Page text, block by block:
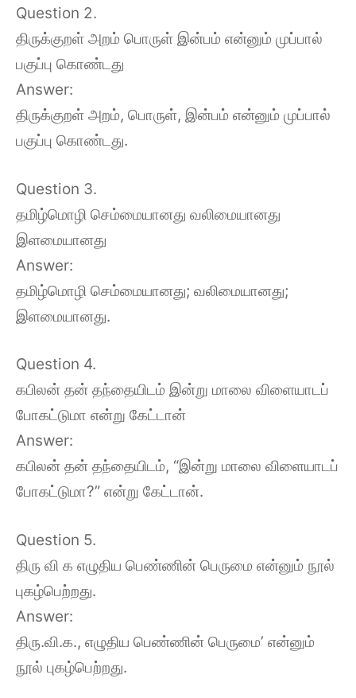
Question 2.
திருக்குறள் அறம் பொருள் இன்பம் என்னும் முப்பால்
பகுப்பு கொண்டது
Answer:
திருக்குறள் அறம், பொருள், இன்பம் என்னும் முப்பால்
பகுப்பு கொண்டது.
Question 3.
தமிழ்மொழி செம்மையானது வலிமையானது
இளமையானது
Answer:
தமிழ்மொழி செம்மையானது; வலிமையானது;
இளமையானது.
Question 4.
கபிலன் தன் தந்தையிடம் இன்று மாலை விளையாடப்
போகட்டுமா என்று கேட்டான்
Answer:
கபிலன் தன் தந்தையிடம், “இன்று மாலை விளையாடப்
போகட்டுமா?” என்று கேட்டான்.
Question 5.
திரு வி க எழுதிய பெண்ணின் பெருமை என்னும் நூல்
புகழ்பெற்றது.
Answer:
திரு.வி.க., எழுதிய பெண்ணின் பெருமை’ என்னும்
நூல் புகழ்பெற்றது.